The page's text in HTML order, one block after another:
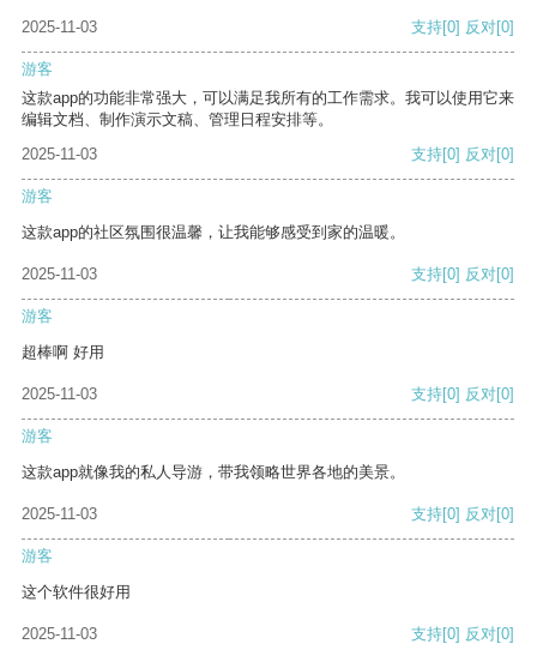
2025-11-03 支持[0] 反对[0]
游客
这款app的功能非常强大，可以满足我所有的工作需求。我可以使用它来
编辑文档、制作演示文稿、管理日程安排等。
2025-11-03
支持[0] 反对[0]
游客
这款app的社区氛围很温馨，让我能够感受到家的温暖。
2025-11-03 支持[0] 反对[0]
游客
超棒啊 好用
2025-11-03 支持[0] 反对[0]
游客
这款app就像我的私人导游，带我领略世界各地的美景。
2025-11-03 支持[0] 反对[0]
游客
这个软件很好用
2025-11-03 支持[0] 反对[0]